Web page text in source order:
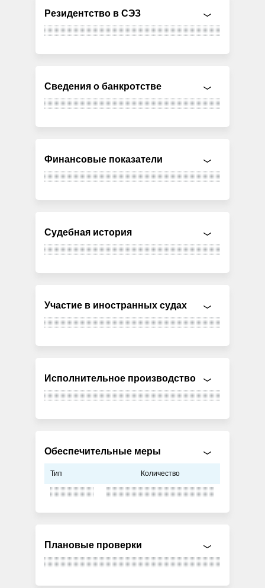
Резидентство в СЭЗ
Сведения о банкротстве
Финансовые показатели
Судебная история
Участие в иностранных судах
Исполнительное производство
Обеспечительные меры
Тип Количество
Плановые проверки